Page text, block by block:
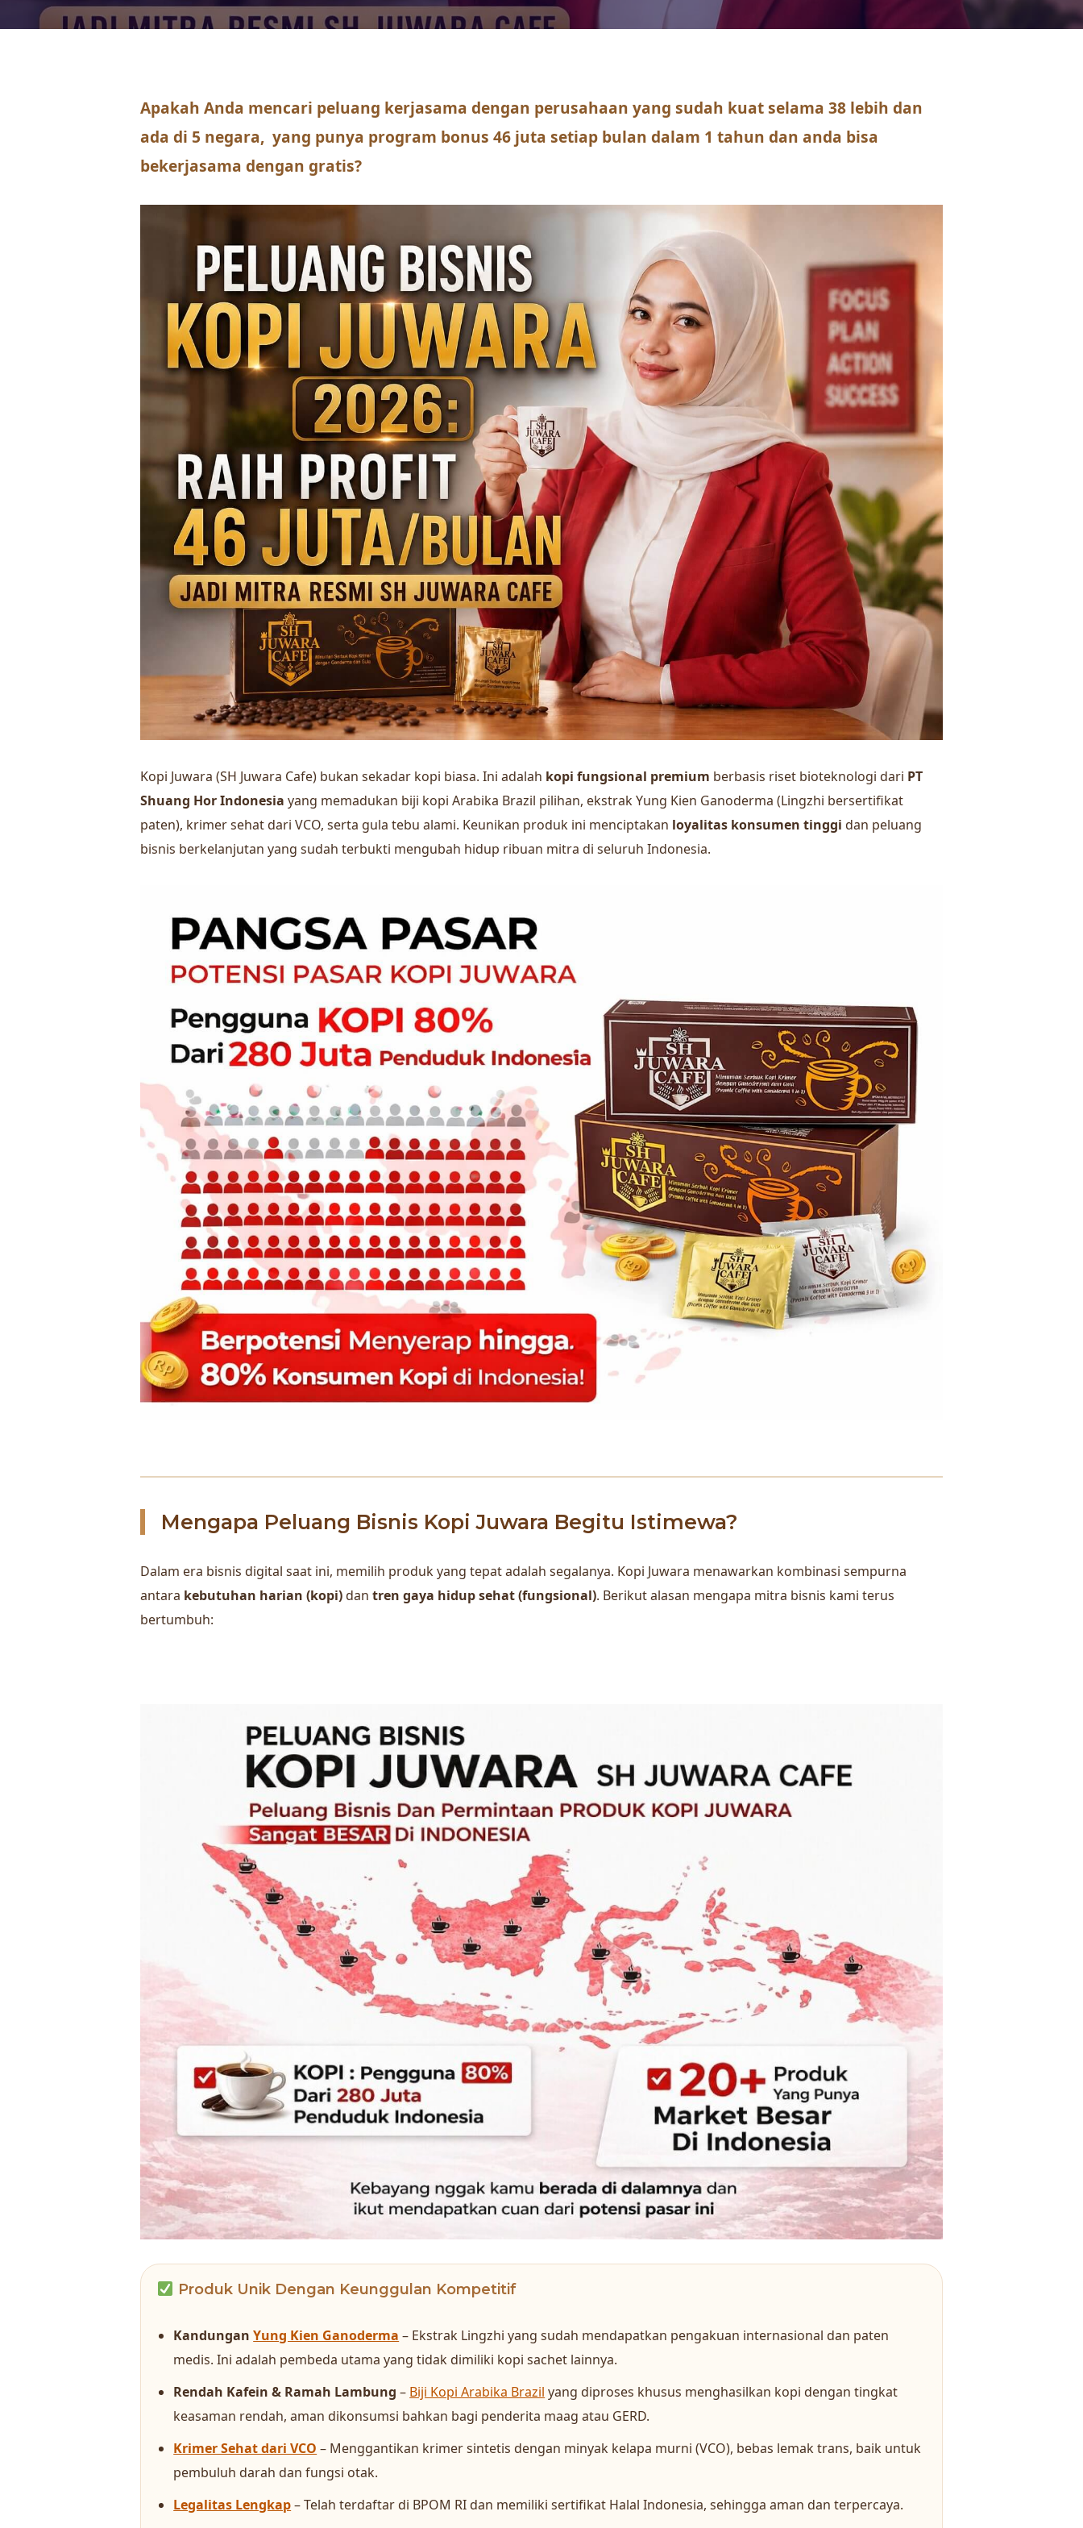
Apakah Anda mencari peluang kerjasama dengan perusahaan yang sudah kuat selama 38 lebih dan
ada di 5 negara, yang punya program bonus 46 juta setiap bulan dalam 1 tahun dan anda bisa
bekerjasama dengan gratis?
Kopi Juwara (SH Juwara Cafe) bukan sekadar kopi biasa. Ini adalah kopi fungsional premium berbasis riset bioteknologi dari PT
Shuang Hor Indonesia yang memadukan biji kopi Arabika Brazil pilihan, ekstrak Yung Kien Ganoderma (Lingzhi bersertifikat
paten), krimer sehat dari VCO, serta gula tebu alami. Keunikan produk ini menciptakan loyalitas konsumen tinggi dan peluang
bisnis berkelanjutan yang sudah terbukti mengubah hidup ribuan mitra di seluruh Indonesia.
Mengapa Peluang Bisnis Kopi Juwara Begitu Istimewa?
Dalam era bisnis digital saat ini, memilih produk yang tepat adalah segalanya. Kopi Juwara menawarkan kombinasi sempurna
antara kebutuhan harian (kopi)dantren gaya hidup sehat (fungsional). Berikut alasan mengapa mitra bisnis kami terus
bertumbuh:
Produk Unik Dengan Keunggulan Kompetitif
KandunganYung Kien Ganoderma – Ekstrak Lingzhi yang sudah mendapatkan pengakuan internasional dan paten
medis. Ini adalah pembeda utama yang tidak dimiliki kopi sachet lainnya.
Rendah Kafein & Ramah Lambung – Biji Kopi Arabika Brazil yang diproses khusus menghasilkan kopi dengan tingkat
keasaman rendah, aman dikonsumsi bahkan bagi penderita maag atau GERD.
Krimer Sehat dari VCO – Menggantikan krimer sintetis dengan minyak kelapa murni (VCO), bebas lemak trans, baik untuk
pembuluh darah dan fungsi otak.
Legalitas Lengkap– Telah terdaftar di BPOM RI dan memiliki sertifikat Halal Indonesia, sehingga aman dan terpercaya.